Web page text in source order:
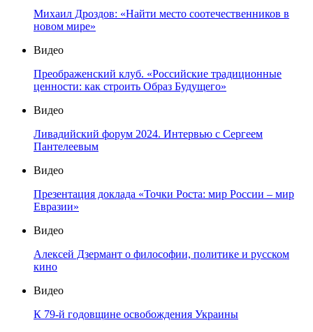
Михаил Дроздов: «Найти место соотечественников в
новом мире»
Видео
Преображенский клуб. «Российские традиционные
ценности: как строить Образ Будущего»
Видео
Ливадийский форум 2024. Интервью с Сергеем
Пантелеевым
Видео
Презентация доклада «Точки Роста: мир России – мир
Евразии»
Видео
Алексей Дзермант о философии, политике и русском
кино
Видео
К 79-й годовщине освобождения Украины